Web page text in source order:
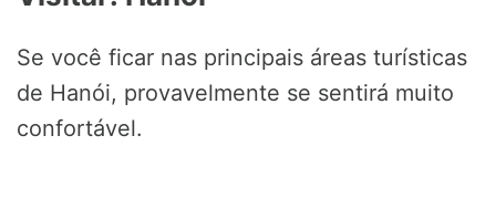
Se você ficar nas principais áreas turísticas
de Hanói, provavelmente se sentirá muito
confortável.